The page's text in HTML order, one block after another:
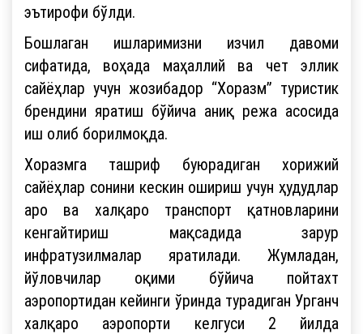
эътирофи бўлди.
Бошлаган ишларимизни изчил давоми
сифатида, воҳада маҳаллий ва чет эллик
сайёҳлар учун жозибадор “Хоразм” туристик
брендини яратиш бўйича аниқ режа асосида
иш олиб борилмоқда.
Хоразмга ташриф буюрадиган хорижий
сайёҳлар сонини кескин ошириш учун ҳудудлар
аро ва халқаро транспорт қатновларини
кенгайтириш мақсадида зарур
инфратузилмалар яратилади. Жумладан,
йўловчилар оқими бўйича пойтахт
аэропортидан кейинги ўринда турадиган Урганч
халқаро аэропорти келгуси 2 йилда